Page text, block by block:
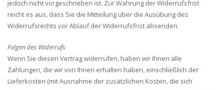
jedoch nicht vorgeschrieben ist. Zur Wahrung der Widerrufsfrist
reicht es aus, dass Sie die Mitteilung über die Ausübung des
Widerrufsrechts vor Ablauf der Widerrufsfrist absenden.
Folgen des Widerrufs
Wenn Sie diesen Vertrag widerrufen, haben wir Ihnen alle
Zahlungen, die wir von Ihnen erhalten haben, einschließlich der
Lieferkosten (mit Ausnahme der zusätzlichen Kosten, die sich